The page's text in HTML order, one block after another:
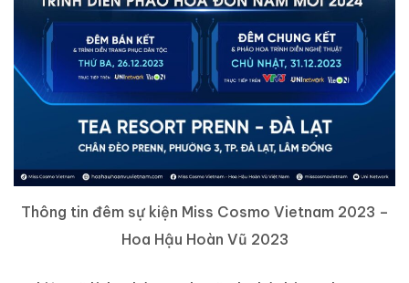
Thông tin đêm sự kiện Miss Cosmo Vietnam 2023 –
Hoa Hậu Hoàn Vũ 2023